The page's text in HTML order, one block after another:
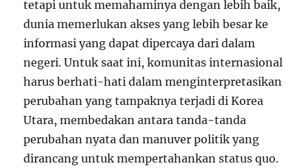
tetapi untuk memahaminya dengan lebih baik,
dunia memerlukan akses yang lebih besar ke
informasi yang dapat dipercaya dari dalam
negeri. Untuk saat ini, komunitas internasional
harus berhati-hati dalam menginterpretasikan
perubahan yang tampaknya terjadi di Korea
Utara, membedakan antara tanda-tanda
perubahan nyata dan manuver politik yang
dirancang untuk mempertahankan status quo.